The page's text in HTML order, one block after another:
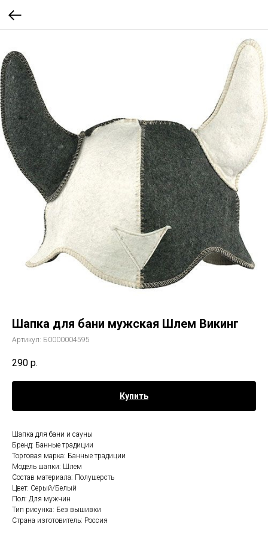
Шапка для бани мужская Шлем Викинг
Артикул: Б0000004595
290 р.
Купить
Шапка для бани и сауны
Бренд: Банные традиции
Торговая марка: Банные традиции
Модель шапки: Шлем
Состав материала: Полушерсть
Цвет: Серый/Белый
Пол: Для мужчин
Тип рисунка: Без вышивки
Страна изготовитель: Россия